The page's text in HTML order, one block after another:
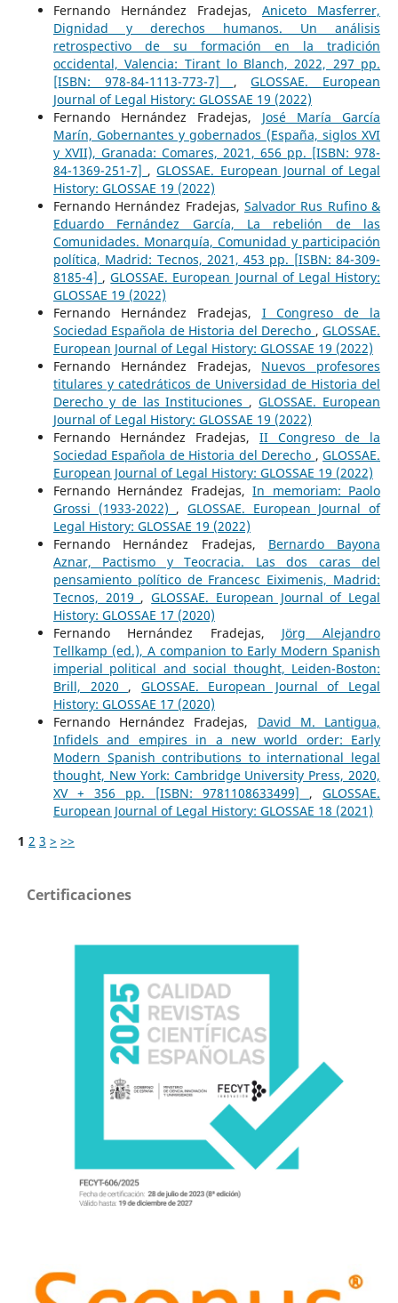
Fernando Hernández Fradejas,Aniceto Masferrer,
Dignidad y derechos humanos. Un análisis
retrospectivo de su formación en la tradición
occidental, Valencia: Tirant lo Blanch, 2022, 297 pp.
[ISBN: 978-84-1113-773-7] ,GLOSSAE. European
Journal of Legal History: GLOSSAE 19 (2022)
Fernando Hernández Fradejas, José María García
Marín, Gobernantes y gobernados (España, siglos XVI
y XVII), Granada: Comares, 2021, 656 pp. [ISBN: 978-
84-1369-251-7] ,GLOSSAE. European Journal of Legal
History: GLOSSAE 19 (2022)
Fernando Hernández Fradejas, Salvador Rus Rufino &
Eduardo Fernández García, La rebelión de las
Comunidades. Monarquía, Comunidad y participación
política, Madrid: Tecnos, 2021, 453 pp. [ISBN: 84-309-
8185-4] ,GLOSSAE. European Journal of Legal History:
GLOSSAE 19 (2022)
Fernando Hernández Fradejas, I Congreso de la
Sociedad Española de Historia del Derecho ,GLOSSAE.
European Journal of Legal History: GLOSSAE 19 (2022)
Fernando Hernández Fradejas, Nuevos profesores
titulares y catedráticos de Universidad de Historia del
Derecho y de las Instituciones ,GLOSSAE. European
Journal of Legal History: GLOSSAE 19 (2022)
Fernando Hernández Fradejas, II Congreso de la
Sociedad Española de Historia del Derecho ,GLOSSAE.
European Journal of Legal History: GLOSSAE 19 (2022)
Fernando Hernández Fradejas,In memoriam: Paolo
Grossi (1933-2022) ,GLOSSAE. European Journal of
Legal History: GLOSSAE 19 (2022)
Fernando Hernández Fradejas, Bernardo Bayona
Aznar, Pactismo y Teocracia. Las dos caras del
pensamiento político de Francesc Eiximenis, Madrid:
Tecnos, 2019 ,GLOSSAE. European Journal of Legal
History: GLOSSAE 17 (2020)
Fernando Hernández Fradejas, Jörg Alejandro
Tellkamp (ed.), A companion to Early Modern Spanish
imperial political and social thought, Leiden-Boston:
Brill, 2020 , GLOSSAE. European Journal of Legal
History: GLOSSAE 17 (2020)
Fernando Hernández Fradejas, David M. Lantigua,
Infidels and empires in a new world order: Early
Modern Spanish contributions to international legal
thought, New York: Cambridge University Press, 2020,
XV + 356 pp. [ISBN: 9781108633499] ,GLOSSAE.
European Journal of Legal History: GLOSSAE 18 (2021)
1 2 3 > >>
Certificaciones